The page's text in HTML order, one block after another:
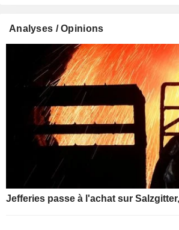
Analyses / Opinions
Jefferies passe à l'achat sur